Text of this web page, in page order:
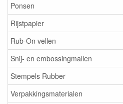
Ponsen
Rijstpapier
Rub-On vellen
Snij- en embossingmallen
Stempels Rubber
Verpakkingsmaterialen